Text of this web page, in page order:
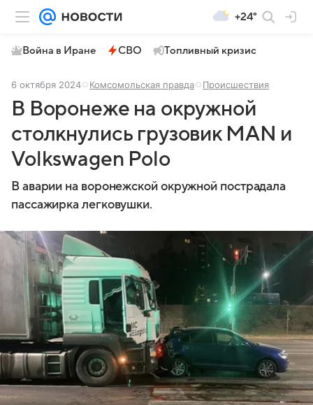
+24°
Война в Иране СВО Топливный кризис
6 октября 2024 Комсомольская правда Происшествия
В Воронеже на окружной
столкнулись грузовик MAN и
Volkswagen Polo
В аварии на воронежской окружной пострадала
пассажирка легковушки.